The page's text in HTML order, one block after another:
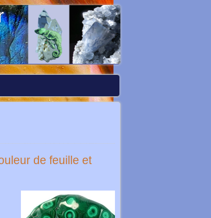
de feuille et